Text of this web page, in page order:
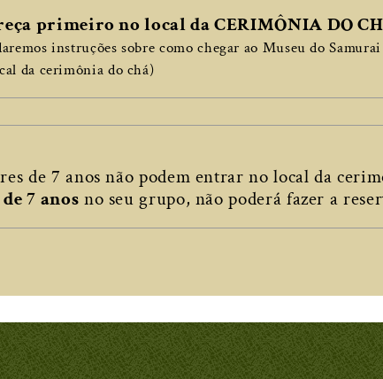
primeiro no local da CERIMÔNIA DO
instruções sobre como chegar ao Museu do
da cerimônia do chá)
de 7 anos não podem entrar no local da
7 anos no seu grupo, não poderá fazer a